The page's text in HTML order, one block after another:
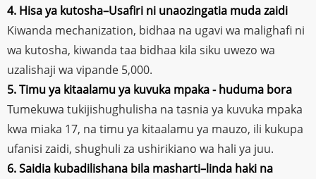
4. Hisa ya kutosha–Usafiri ni unaozingatia muda zaidi
Kiwanda mechanization, bidhaa na ugavi wa malighafi ni
wa kutosha, kiwanda taa bidhaa kila siku uwezo wa
uzalishaji wa vipande 5,000.
5. Timu ya kitaalamu ya kuvuka mpaka - huduma bora
Tumekuwa tukijishughulisha na tasnia ya kuvuka mpaka
kwa miaka 17, na timu ya kitaalamu ya mauzo, ili kukupa
ufanisi zaidi, shughuli za ushirikiano wa hali ya juu.
6. Saidia kubadilishana bila masharti–linda haki na